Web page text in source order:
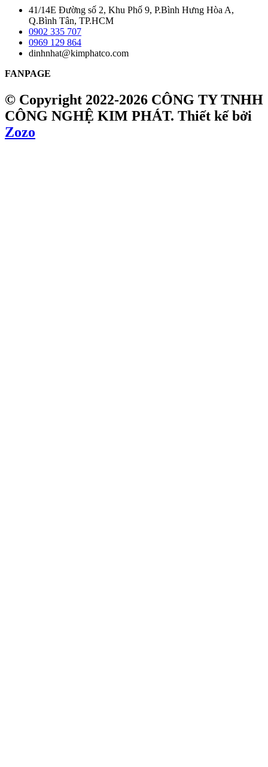
41/14E Đường số 2, Khu Phố 9, P.Bình Hưng Hòa A,
Q.Bình Tân, TP.HCM
0902 335 707
0969 129 864
dinhnhat@kimphatco.com
FANPAGE
© Copyright 2022-2026 CÔNG TY TNHH
CÔNG NGHỆ KIM PHÁT. Thiết kế bởi
Zozo